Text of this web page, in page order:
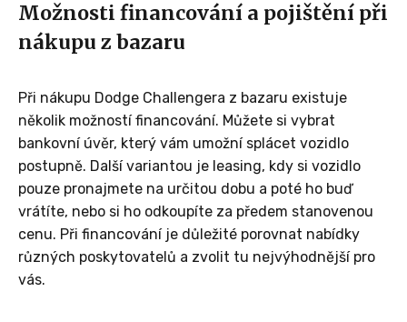
Možnosti financování a pojištění při
nákupu z bazaru
Při nákupu Dodge Challengera z bazaru existuje
několik možností financování. Můžete si vybrat
bankovní úvěr, který vám umožní splácet vozidlo
postupně. Další variantou je leasing, kdy si vozidlo
pouze pronajmete na určitou dobu a poté ho buď
vrátíte, nebo si ho odkoupíte za předem stanovenou
cenu. Při financování je důležité porovnat nabídky
různých poskytovatelů a zvolit tu nejvýhodnější pro
vás.